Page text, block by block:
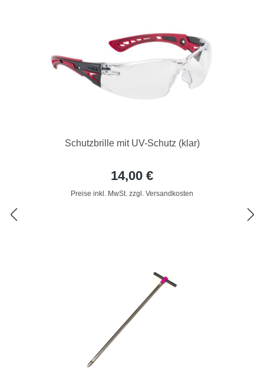
Schutzbrille mit UV-Schutz (klar)
14,00 €
Preise inkl. MwSt. zzgl. Versandkosten